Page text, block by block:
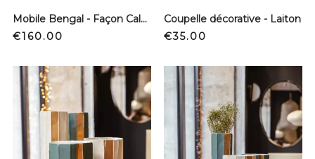
Mobile Bengal - Façon Calder
Price
€160.00
Coupelle décorative - Laiton
Price
€35.00